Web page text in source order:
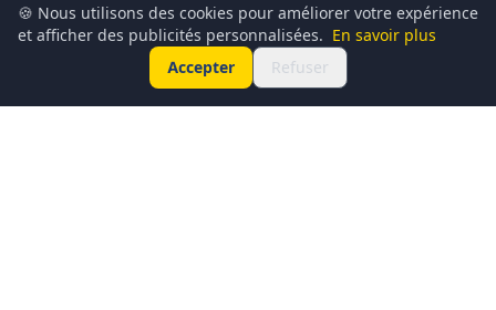
🍪 Nous utilisons des cookies pour améliorer votre expérience
et afficher des publicités personnalisées. En savoir plus
Accepter
Refuser